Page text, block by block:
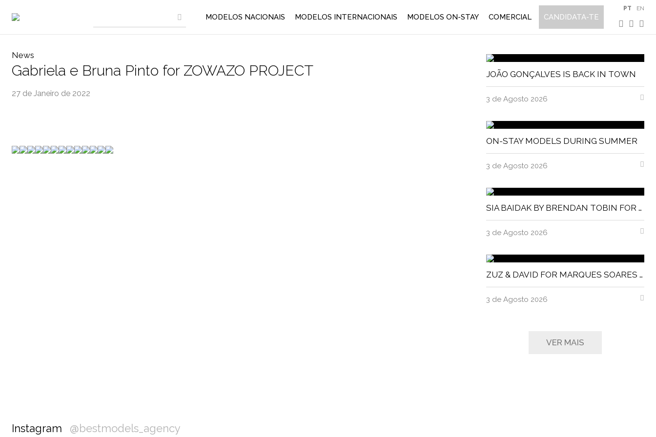
MODELOS NACIONAIS MODELOS INTERNACIONAIS MODELOS ON-STAY COMERCIAL CANDIDATA-TE
PT EN
News
Gabriela e Bruna Pinto for ZOWAZO PROJECT
27 de Janeiro de 2022
JOÃO GONÇALVES IS BACK IN TOWN
3 de Agosto 2026
ON-STAY MODELS DURING SUMMER
3 de Agosto 2026
SIA BAIDAK BY BRENDAN TOBIN FOR MISC MAGAZINE
3 de Agosto 2026
ZUZ & DAVID FOR MARQUES SOARES MAGNITUDE MAGAZINE
3 de Agosto 2026
VER MAIS
Instagram @bestmodels_agency